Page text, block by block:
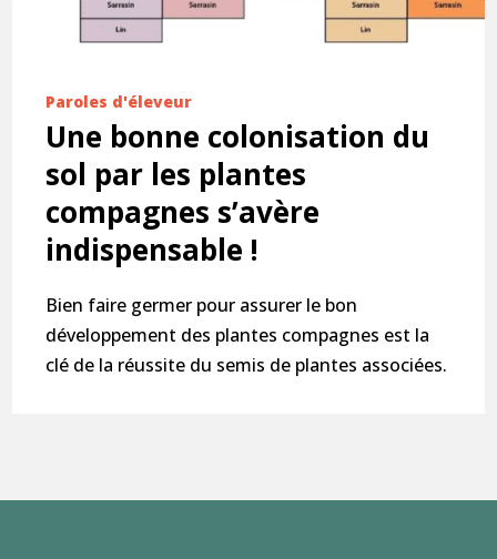
Paroles d'éleveur
Une bonne colonisation du
sol par les plantes
compagnes s’avère
indispensable !
Bien faire germer pour assurer le bon
développement des plantes compagnes est la
clé de la réussite du semis de plantes associées.